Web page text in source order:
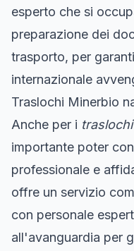
esperto che si
preparazione dei
trasporto, per
internazionale
Traslochi Minerbio
Anche per i
importante poter
professionale e
offre un servizio
con personale
all'avanguardia per